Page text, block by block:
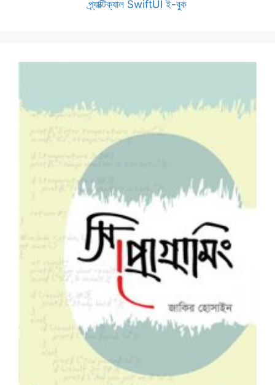
প্র্যাক্টিক্যাল SwiftUI ই-বুক